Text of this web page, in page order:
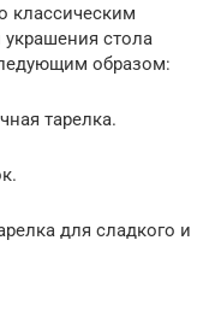
классическим
стола
образом:
тарелка.
для сладкого и